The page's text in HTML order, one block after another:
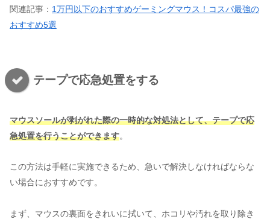
関連記事： 1万円以下のおすすめゲーミングマウス！コスパ最強の
おすすめ5選
テープで応急処置をする
マウスソールが剥がれた際の一時的な対処法として、テープで応
急処置を行うことができます。
この方法は手軽に実施できるため、急いで解決しなければならな
い場合におすすめです。
まず、マウスの裏面をきれいに拭いて、ホコリや汚れを取り除き